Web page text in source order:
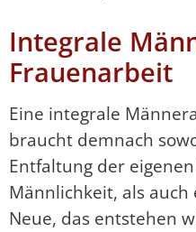
Integrale
Frauenarbeit
Eine integrale
braucht demnach
Entfaltung der
Männlichkeit, als
Neue, das entstehen